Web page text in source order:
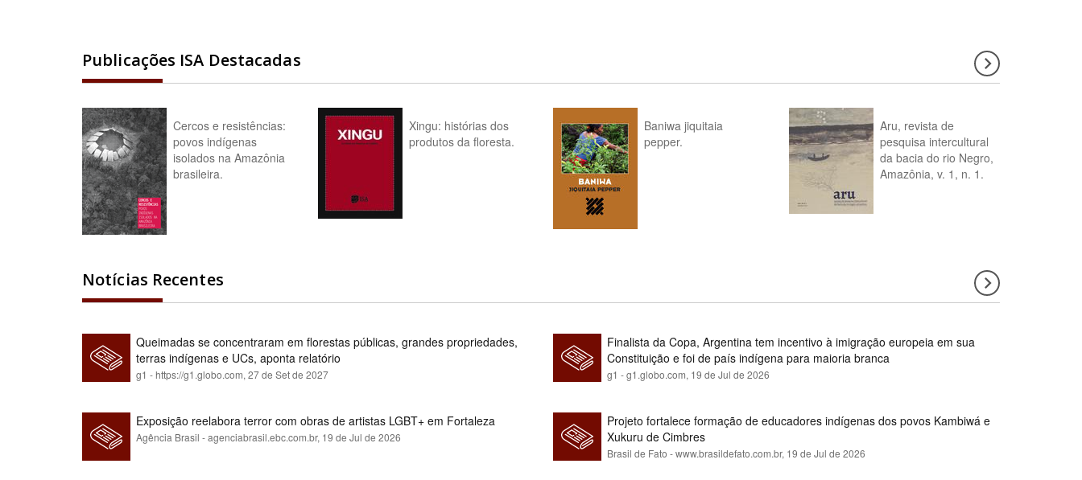
Publicações ISA Destacadas
Cercos e resistências:
povos indígenas
isolados na Amazônia
brasileira.
Xingu: histórias dos
produtos da floresta.
Baniwa jiquitaia
pepper.
Aru, revista de
pesquisa intercultural
da bacia do rio Negro,
Amazônia, v. 1, n. 1.
Notícias Recentes
Queimadas se concentraram em florestas públicas, grandes propriedades,
terras indígenas e UCs, aponta relatório
g1 - https://g1.globo.com, 27 de Set de 2027
Finalista da Copa, Argentina tem incentivo à imigração europeia em sua
Constituição e foi de país indígena para maioria branca
g1 - g1.globo.com, 19 de Jul de 2026
Exposição reelabora terror com obras de artistas LGBT+ em Fortaleza
Agência Brasil - agenciabrasil.ebc.com.br, 19 de Jul de 2026
Projeto fortalece formação de educadores indígenas dos povos Kambiwá e
Xukuru de Cimbres
Brasil de Fato - www.brasildefato.com.br, 19 de Jul de 2026